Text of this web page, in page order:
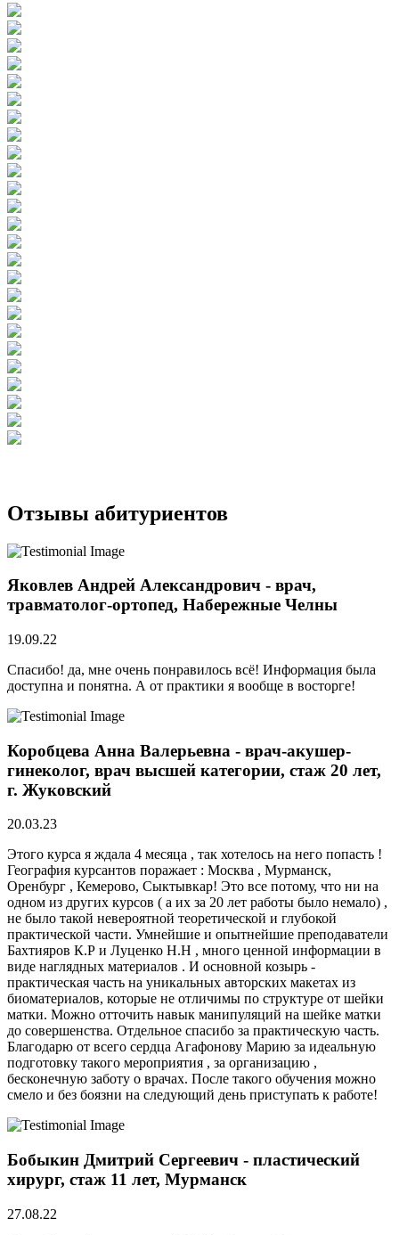
Отзывы абитуриентов
Яковлев Андрей Александрович - врач,
травматолог-ортопед, Набережные Челны
19.09.22
Спасибо! да, мне очень понравилось всё! Информация была
доступна и понятна. А от практики я вообще в восторге!
Коробцева Анна Валерьевна - врач-акушер-
гинеколог, врач высшей категории, стаж 20 лет,
г. Жуковский
20.03.23
Этого курса я ждала 4 месяца , так хотелось на него попасть !
География курсантов поражает : Москва , Мурманск,
Оренбург , Кемерово, Сыктывкар! Это все потому, что ни на
одном из других курсов ( а их за 20 лет работы было немало) ,
не было такой невероятной теоретической и глубокой
практической части. Умнейшие и опытнейшие преподаватели
Бахтияров К.Р и Луценко Н.Н , много ценной информации в
виде наглядных материалов . И основной козырь -
практическая часть на уникальных авторских макетах из
биоматериалов, которые не отличимы по структуре от шейки
матки. Можно отточить навык манипуляций на шейке матки
до совершенства. Отдельное спасибо за практическую часть.
Благодарю от всего сердца Агафонову Марию за идеальную
подготовку такого мероприятия , за организацию ,
бесконечную заботу о врачах. После такого обучения можно
смело и без боязни на следующий день приступать к работе!
Бобыкин Дмитрий Сергеевич - пластический
хирург, стаж 11 лет, Мурманск
27.08.22